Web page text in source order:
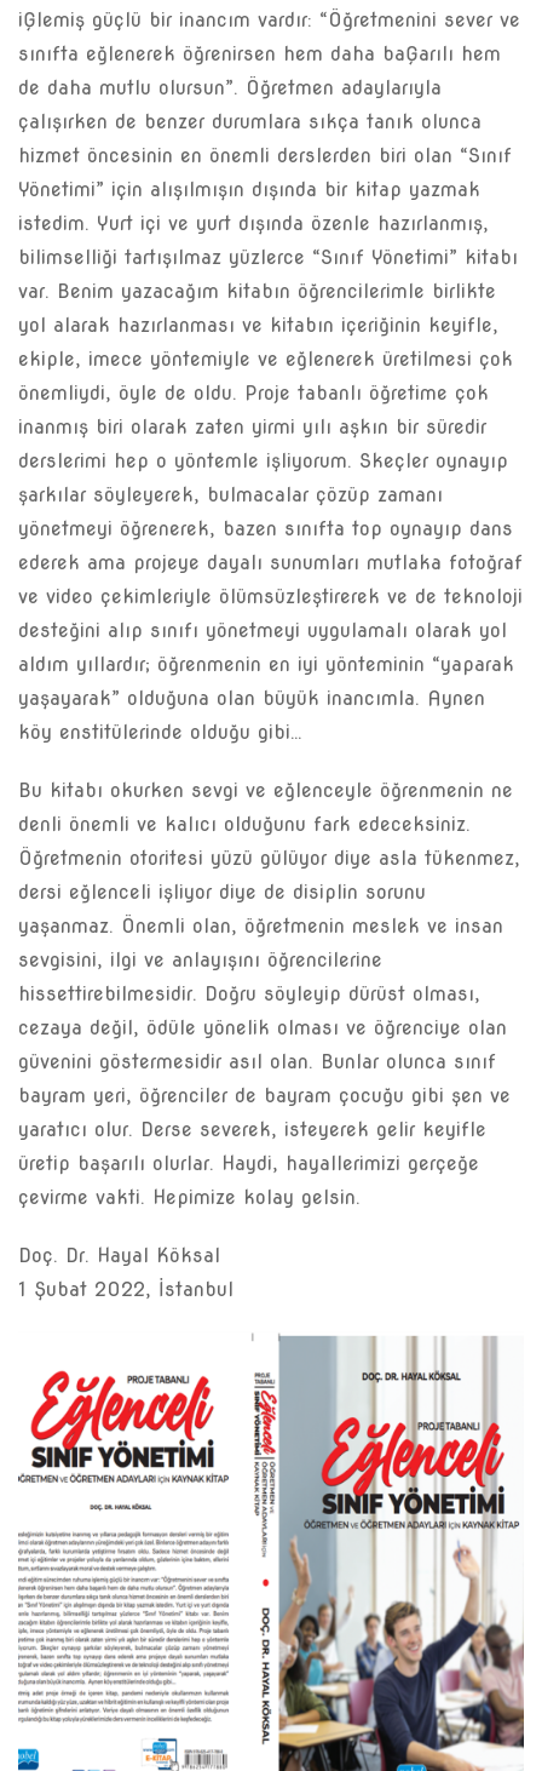
iĢlemiş güçlü bir inancım vardır: “Öğretmenini sever ve
sınıfta eğlenerek öğrenirsen hem daha baĢarılı hem
de daha mutlu olursun”. Öğretmen adaylarıyla
çalışırken de benzer durumlara sıkça tanık olunca
hizmet öncesinin en önemli derslerden biri olan “Sınıf
Yönetimi” için alışılmışın dışında bir kitap yazmak
istedim. Yurt içi ve yurt dışında özenle hazırlanmış,
bilimselliği tartışılmaz yüzlerce “Sınıf Yönetimi” kitabı
var. Benim yazacağım kitabın öğrencilerimle birlikte
yol alarak hazırlanması ve kitabın içeriğinin keyifle,
ekiple, imece yöntemiyle ve eğlenerek üretilmesi çok
önemliydi, öyle de oldu. Proje tabanlı öğretime çok
inanmış biri olarak zaten yirmi yılı aşkın bir süredir
derslerimi hep o yöntemle işliyorum. Skeçler oynayıp
şarkılar söyleyerek, bulmacalar çözüp zamanı
yönetmeyi öğrenerek, bazen sınıfta top oynayıp dans
ederek ama projeye dayalı sunumları mutlaka fotoğraf
ve video çekimleriyle ölümsüzleştirerek ve de teknoloji
desteğini alıp sınıfı yönetmeyi uygulamalı olarak yol
aldım yıllardır; öğrenmenin en iyi yönteminin “yaparak
yaşayarak” olduğuna olan büyük inancımla. Aynen
köy enstitülerinde olduğu gibi…
Bu kitabı okurken sevgi ve eğlenceyle öğrenmenin ne
denli önemli ve kalıcı olduğunu fark edeceksiniz.
Öğretmenin otoritesi yüzü gülüyor diye asla tükenmez,
dersi eğlenceli işliyor diye de disiplin sorunu
yaşanmaz. Önemli olan, öğretmenin meslek ve insan
sevgisini, ilgi ve anlayışını öğrencilerine
hissettirebilmesidir. Doğru söyleyip dürüst olması,
cezaya değil, ödüle yönelik olması ve öğrenciye olan
güvenini göstermesidir asıl olan. Bunlar olunca sınıf
bayram yeri, öğrenciler de bayram çocuğu gibi şen ve
yaratıcı olur. Derse severek, isteyerek gelir keyifle
üretip başarılı olurlar. Haydi, hayallerimizi gerçeğe
çevirme vakti. Hepimize kolay gelsin.
Doç. Dr. Hayal Köksal
1 Şubat 2022, İstanbul